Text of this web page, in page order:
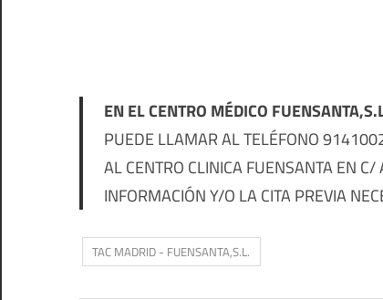
EN EL CENTRO MÉDICO
PUEDE LLAMAR AL TELÉFONO
AL CENTRO CLINICA FUENSANTA EN
INFORMACIÓN Y/O LA CITA PREVIA
TAC MADRID - FUENSANTA,S.L.